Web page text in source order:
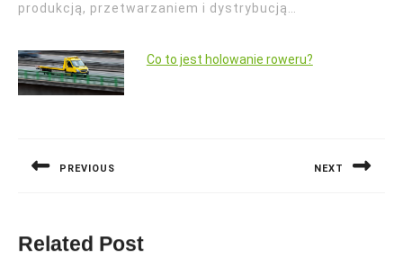
produkcją, przetwarzaniem i dystrybucją…
Co to jest holowanie roweru?
PREVIOUS NEXT
Related Post